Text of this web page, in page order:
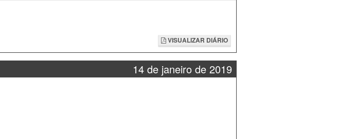
VISUALIZAR DIÁRIO
14 de janeiro de 2019